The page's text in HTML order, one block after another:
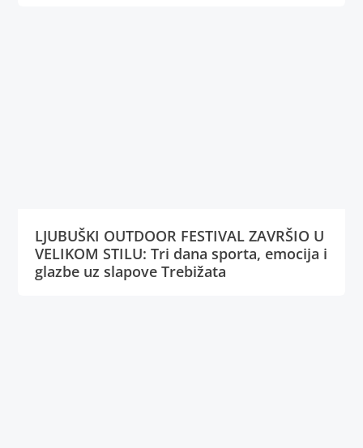
LJUBUŠKI OUTDOOR FESTIVAL ZAVRŠIO U
VELIKOM STILU: Tri dana sporta, emocija i
glazbe uz slapove Trebižata